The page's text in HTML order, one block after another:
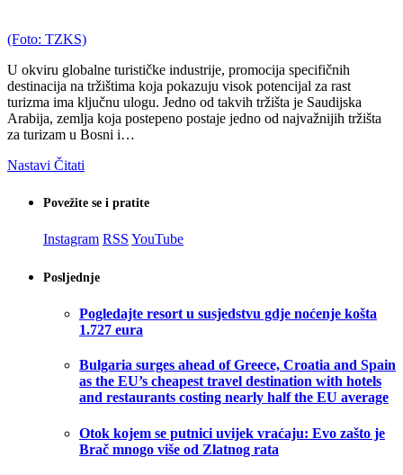
(Foto: TZKS)
U okviru globalne turističke industrije, promocija specifičnih
destinacija na tržištima koja pokazuju visok potencijal za rast
turizma ima ključnu ulogu. Jedno od takvih tržišta je Saudijska
Arabija, zemlja koja postepeno postaje jedno od najvažnijih tržišta
za turizam u Bosni i…
Nastavi Čitati
Povežite se i pratite
Instagram RSS YouTube
Posljednje
Pogledajte resort u susjedstvu gdje noćenje košta
1.727 eura
Bulgaria surges ahead of Greece, Croatia and Spain
as the EU’s cheapest travel destination with hotels
and restaurants costing nearly half the EU average
Otok kojem se putnici uvijek vraćaju: Evo zašto je
Brač mnogo više od Zlatnog rata